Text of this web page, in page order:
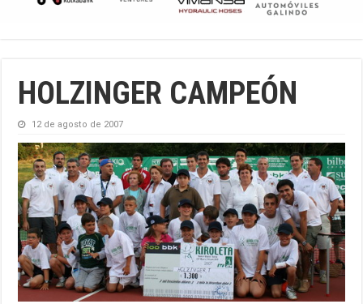
HOLZINGER CAMPEÓN
12 de agosto de 2007